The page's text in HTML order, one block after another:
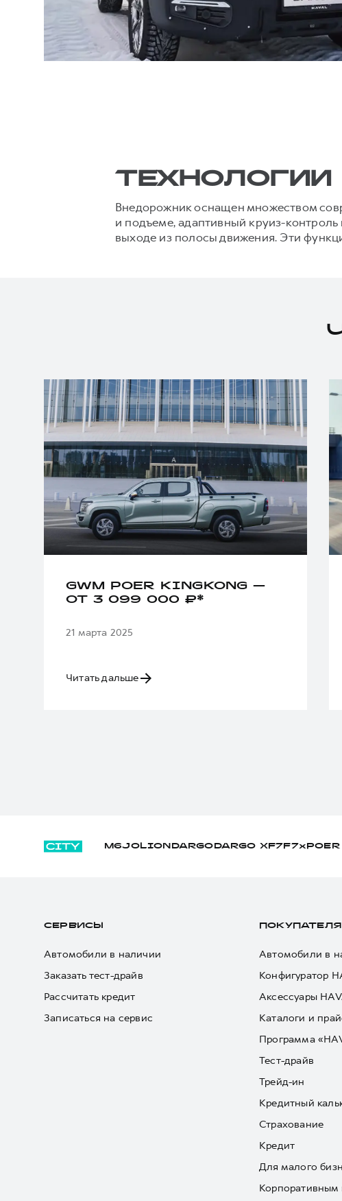
Внедорожник оснащен множеством
и подъеме, адаптивный круиз-
выходе из полосы движения. Эти
GWM POER KINGKONG —
ОТ 3 099 000 ₽*
21 марта 2025
Читать дальше
M6JOLION DARGO DARGO Х F7 F7x POER
СЕРВИСЫ
Автомобили в наличии
Заказать тест-драйв
Рассчитать кредит
Записаться на сервис
Автомобили в
Конфигуратор
Аксессуары
Каталоги и
Программа
Тест-драйв
Трейд-ин
Кредитный
Страхование
Кредит
Для малого
Корпоративным